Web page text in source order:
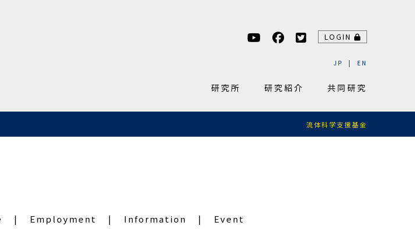
LOGIN
EN
JP
研究所 研究紹介 共同研究
流体科学支援基金
Employment Information Event